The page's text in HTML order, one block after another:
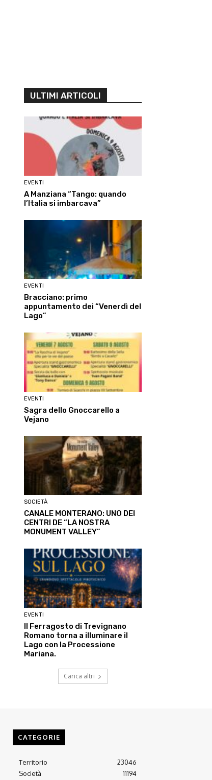
ULTIMI ARTICOLI
EVENTI
A Manziana “Tango: quando
l’Italia si imbarcava”
EVENTI
Bracciano: primo
appuntamento dei “Venerdì del
Lago”
EVENTI
Sagra dello Gnoccarello a
Vejano
SOCIETÀ
CANALE MONTERANO: UNO DEI
CENTRI DE “LA NOSTRA
MONUMENT VALLEY”
EVENTI
Il Ferragosto di Trevignano
Romano torna a illuminare il
Lago con la Processione
Mariana.
Carica altri
CATEGORIE
Territorio
23046
Società
11194